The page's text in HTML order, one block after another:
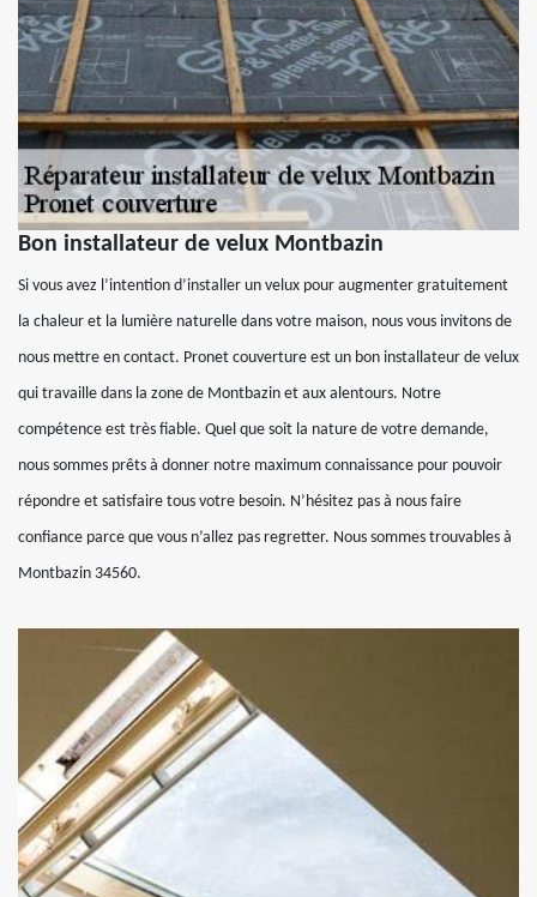
Bon installateur de velux Montbazin
Si vous avez l’intention d’installer un velux pour augmenter gratuitement
la chaleur et la lumière naturelle dans votre maison, nous vous invitons de
nous mettre en contact. Pronet couverture est un bon installateur de velux
qui travaille dans la zone de Montbazin et aux alentours. Notre
compétence est très fiable. Quel que soit la nature de votre demande,
nous sommes prêts à donner notre maximum connaissance pour pouvoir
répondre et satisfaire tous votre besoin. N’hésitez pas à nous faire
confiance parce que vous n’allez pas regretter. Nous sommes trouvables à
Montbazin 34560.